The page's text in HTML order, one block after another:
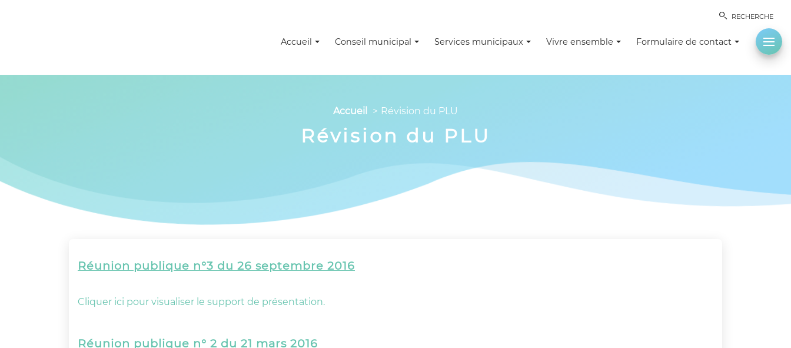
RECHERCHE
Accueil Conseil municipal Services municipaux Vivre ensemble Formulaire de contact
Accueil Révision du PLU
Révision du PLU
Réunion publique n°3 du 26 septembre 2016
Cliquer ici pour visualiser le support de présentation.
Réunion publique n° 2 du 21 mars 2016